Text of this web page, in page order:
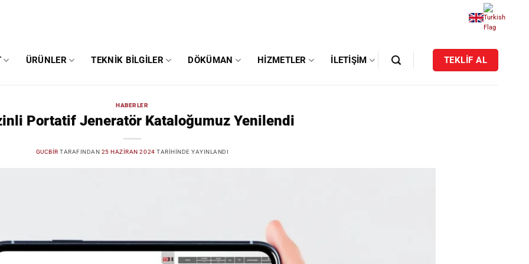
ÜRÜNLER TEKNIK BILGILER DÖKÜMAN HIZMETLER İLETIŞIM TEKLİF AL
HABERLER
Portatif Jeneratör Kataloğumuz Yenilendi
GUCBIR TARAFINDAN 25 HAZIRAN 2024 TARIHINDE YAYINLANDI